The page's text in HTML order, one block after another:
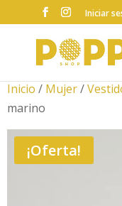
Iniciar
Inicio / Mujer/
marino
¡Oferta!